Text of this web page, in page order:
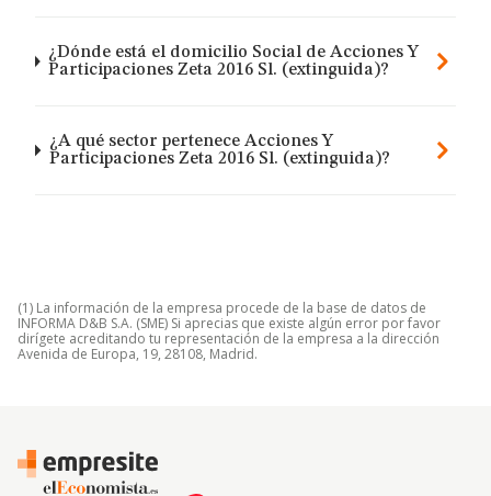
¿Dónde está el domicilio Social de Acciones Y
Participaciones Zeta 2016 Sl. (extinguida)?
¿A qué sector pertenece Acciones Y
Participaciones Zeta 2016 Sl. (extinguida)?
(1) La información de la empresa procede de la base de datos de
INFORMA D&B S.A. (SME) Si aprecias que existe algún error por favor
dirígete acreditando tu representación de la empresa a la dirección
Avenida de Europa, 19, 28108, Madrid.